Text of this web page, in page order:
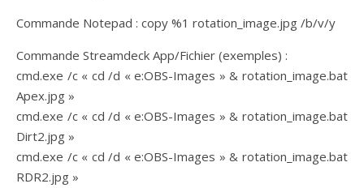
Commande Notepad : copy %1 rotation_image.jpg /b/v/y
Commande Streamdeck App/Fichier (exemples) :
cmd.exe /c « cd /d « e:OBS-Images » & rotation_image.bat
Apex.jpg »
cmd.exe /c « cd /d « e:OBS-Images » & rotation_image.bat
Dirt2.jpg »
cmd.exe /c « cd /d « e:OBS-Images » & rotation_image.bat
RDR2.jpg »